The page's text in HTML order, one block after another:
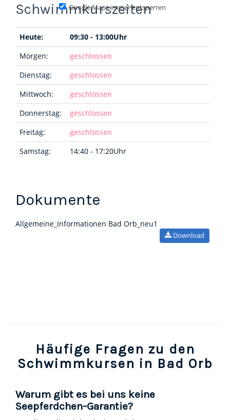
Google Maps immer entsperren
Heute:
09:30 - 13:00Uhr
Morgen:
geschlossen
Dienstag:
geschlossen
Mittwoch:
geschlossen
Donnerstag:
geschlossen
Freitag:
geschlossen
Samstag:
14:40 - 17:20Uhr
Dokumente
Allgemeine_Informationen Bad Orb_neu1
Download
Häufige Fragen zu den
Schwimmkursen in Bad Orb
Warum gibt es bei uns keine
Seepferdchen-Garantie?